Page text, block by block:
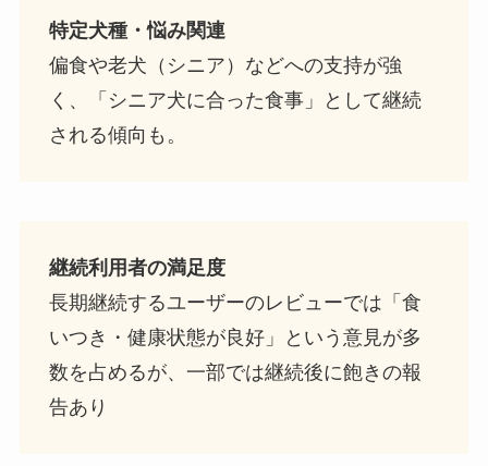
特定犬種・悩み関連
偏食や老犬（シニア）などへの支持が強
く、「シニア犬に合った食事」として継続
される傾向も。
継続利用者の満足度
長期継続するユーザーのレビューでは「食
いつき・健康状態が良好」という意見が多
数を占めるが、一部では継続後に飽きの報
告あり